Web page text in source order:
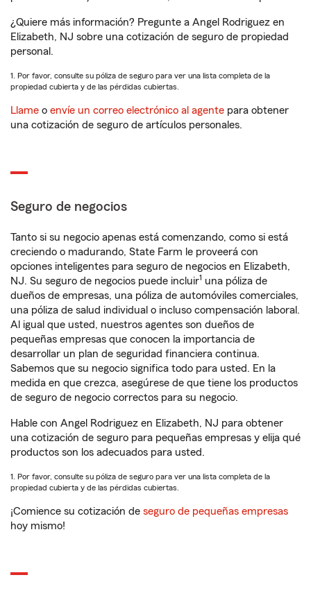
¿Quiere más información? Pregunte a Angel Rodriguez en
Elizabeth, NJ sobre una cotización de seguro de propiedad
personal.
1. Por favor, consulte su póliza de seguro para ver una lista completa de la
propiedad cubierta y de las pérdidas cubiertas.
Llame o envíe un correo electrónico al agente para obtener
una cotización de seguro de artículos personales.
Seguro de negocios
Tanto si su negocio apenas está comenzando, como si está
creciendo o madurando, State Farm le proveerá con
opciones inteligentes para seguro de negocios en Elizabeth,
NJ. Su seguro de negocios puede incluir1 una póliza de
dueños de empresas, una póliza de automóviles comerciales,
una póliza de salud individual o incluso compensación laboral.
Al igual que usted, nuestros agentes son dueños de
pequeñas empresas que conocen la importancia de
desarrollar un plan de seguridad financiera continua.
Sabemos que su negocio significa todo para usted. En la
medida en que crezca, asegúrese de que tiene los productos
de seguro de negocio correctos para su negocio.
Hable con Angel Rodriguez en Elizabeth, NJ para obtener
una cotización de seguro para pequeñas empresas y elija qué
productos son los adecuados para usted.
1. Por favor, consulte su póliza de seguro para ver una lista completa de la
propiedad cubierta y de las pérdidas cubiertas.
¡Comience su cotización de seguro de pequeñas empresas
hoy mismo!